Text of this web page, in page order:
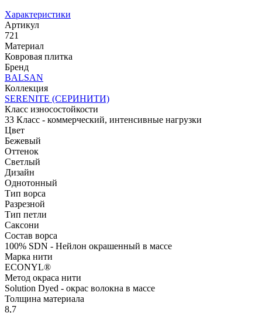
Характеристики
Артикул
721
Материал
Ковровая плитка
Бренд
BALSAN
Коллекция
SERENITE (CЕРИНИТИ)
Класс износостойкости
33 Класс - коммерческий, интенсивные нагрузки
Цвет
Бежевый
Оттенок
Светлый
Дизайн
Однотонный
Тип ворса
Разрезной
Тип петли
Саксони
Состав ворса
100% SDN - Нейлон окрашенный в массе
Марка нити
ECONYL®
Метод окраса нити
Solution Dyed - окрас волокна в массе
Толщина материала
8,7